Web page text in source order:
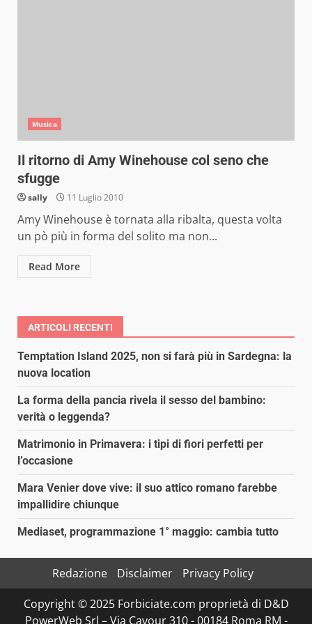
Musica
Il ritorno di Amy Winehouse col seno che
sfugge
sally 11 Luglio 2010
Amy Winehouse è tornata alla ribalta, questa volta
un pò più in forma del solito ma non...
Read More
ARTICOLI RECENTI
Temptation Island 2025, non si farà più in Sardegna: la
nuova location
La forma della pancia rivela il sesso del bambino:
verità o leggenda?
Matrimonio in Primavera: i tipi di fiori perfetti per
l’occasione
Mara Venier dove vive: il suo attico romano farebbe
impallidire chiunque
Mediaset, programmazione 1° maggio: cambia tutto
Redazione Disclaimer
Privacy Policy
Copyright © 2025 Forbiciate.com proprietà di D&D
PowerWeb Srl – Via Cavour 310 - 00184 Roma RM -